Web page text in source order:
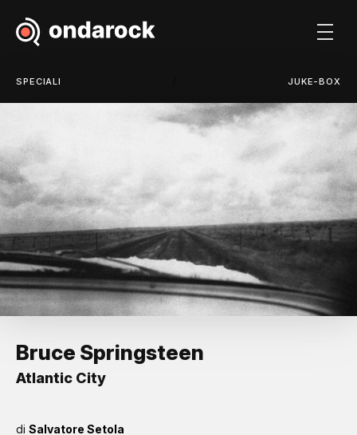
SPECIALI JUKE-BOX
Bruce Springsteen
Atlantic City
di Salvatore Setola